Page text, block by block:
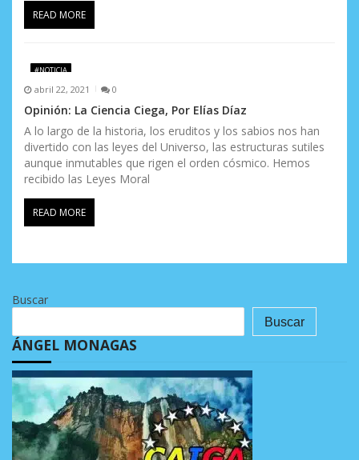
READ MORE
#NOTICIA
abril 22, 2021 0
Opinión: La Ciencia Ciega, Por Elías Díaz
A lo largo de la historia, los eruditos y los sabios nos han
divertido con las leyes del Universo, las estructuras sutiles
aunque inmutables que rigen el orden cósmico. Hemos
recibido las Leyes Moral
READ MORE
Buscar
Buscar
ÁNGEL MONAGAS